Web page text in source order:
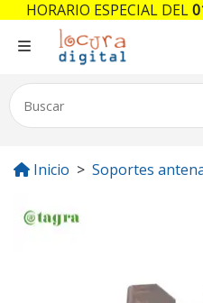
Inicio Soportes
HORARIO ESPECIAL DEL